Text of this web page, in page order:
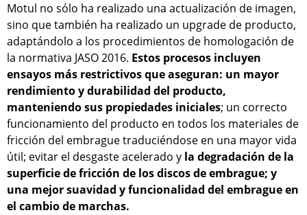
Motul no sólo ha realizado una actualización de imagen,
sino que también ha realizado un upgrade de producto,
adaptándolo a los procedimientos de homologación de
la normativa JASO 2016. Estos procesos incluyen
ensayos más restrictivos que aseguran: un mayor
rendimiento y durabilidad del producto,
manteniendo sus propiedades iniciales; un correcto
funcionamiento del producto en todos los materiales de
fricción del embrague traduciéndose en una mayor vida
útil; evitar el desgaste acelerado y la degradación de la
superficie de fricción de los discos de embrague; y
una mejor suavidad y funcionalidad del embrague en
el cambio de marchas.